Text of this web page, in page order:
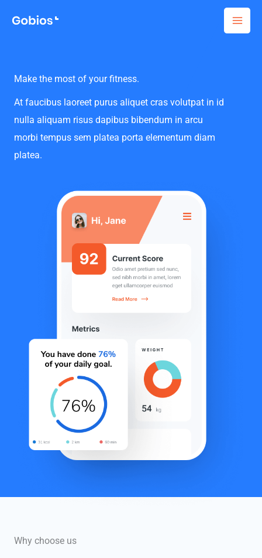
Make the most of your fitness.
At faucibus laoreet purus aliquet cras volutpat in id
nulla aliquam risus dapibus bibendum in arcu
morbi tempus sem platea porta elementum diam
platea.
Why choose us